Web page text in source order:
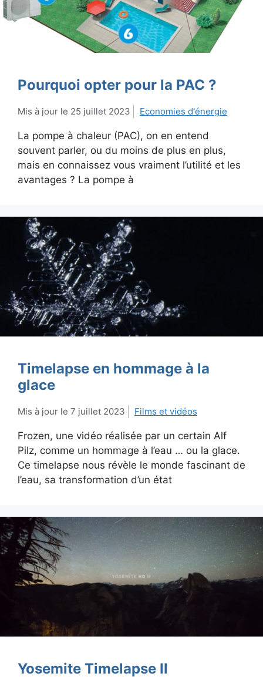
Pourquoi opter pour la PAC ?
25 juillet 2023 Economies d'énergie
La pompe à chaleur (PAC), on en entend
souvent parler, ou du moins de plus en plus,
mais en connaissez vous vraiment l’utilité et les
avantages ? La pompe à
Timelapse en hommage à la
glace
7 juillet 2023 Films et vidéos
Frozen, une vidéo réalisée par un certain Alf
Pilz, comme un hommage à l’eau … ou la glace.
Ce timelapse nous révèle le monde fascinant de
l’eau, sa transformation d’un état
Yosemite Timelapse II